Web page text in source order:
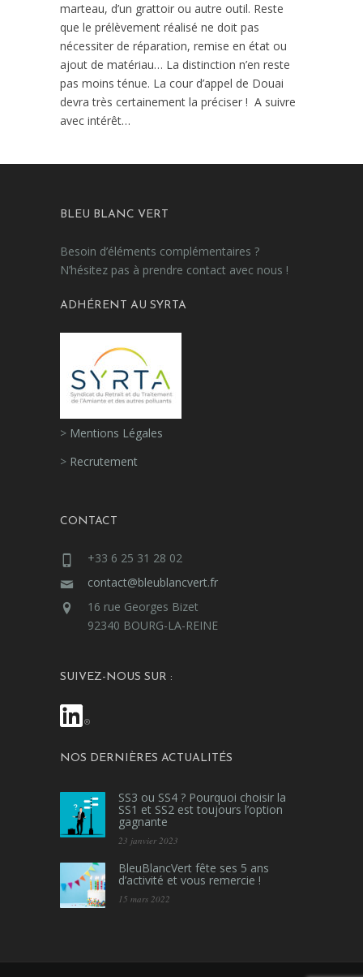
marteau, d’un grattoir ou autre outil. Reste
que le prélèvement réalisé ne doit pas
nécessiter de réparation, remise en état ou
ajout de matériau… La distinction n’en reste
pas moins ténue. La cour d’appel de Douai
devra très certainement la préciser ! A suivre
avec intérêt…
BLEU BLANC VERT
Besoin d’éléments complémentaires ?
N’hésitez pas à prendre contact avec nous !
ADHÉRENT AU SYRTA
> Mentions Légales
> Recrutement
CONTACT
+33 6 25 31 28 02
contact@bleublancvert.fr
16 rue Georges Bizet
92340 BOURG-LA-REINE
SUIVEZ-NOUS SUR :
NOS DERNIÈRES ACTUALITÉS
SS3 ou SS4 ? Pourquoi choisir la
SS1 et SS2 est toujours l’option
gagnante
23 janvier 2023
BleuBlancVert fête ses 5 ans
d’activité et vous remercie !
15 mars 2022